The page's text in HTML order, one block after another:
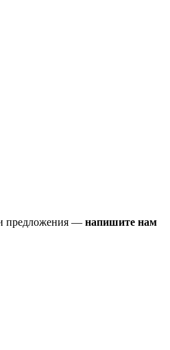
предложения — напишите нам